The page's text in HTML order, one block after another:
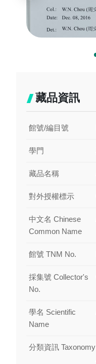
藏品資訊
館號/編目號
學門
藏品名稱
對外授權標示
中文名 Chinese
Common Name
館號 TNM No.
採集號 Collector's
No.
學名 Scientific
Name
分類資訊 Taxonomy